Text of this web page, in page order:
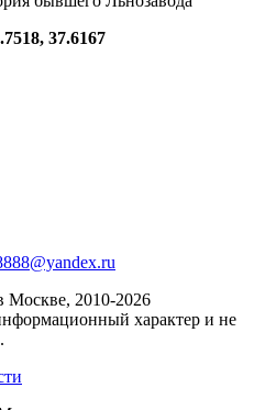
37.6167
2010-2026
характер и не